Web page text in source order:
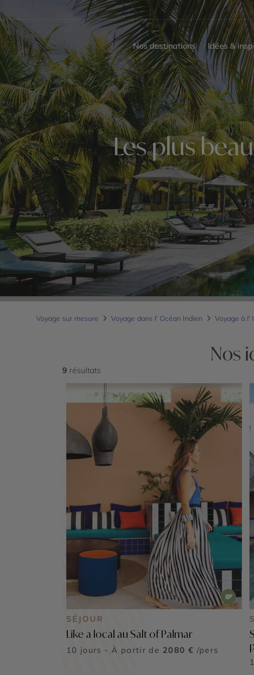
Nos destinations Idées &
Les plus
Voyage sur mesure Voyage dans l' Océan Indien Voyage à l'
Nos
9 résultats
SÉJOUR
Like a local au Salt of Palmar
10 jours - À partir de 2080 € /pers